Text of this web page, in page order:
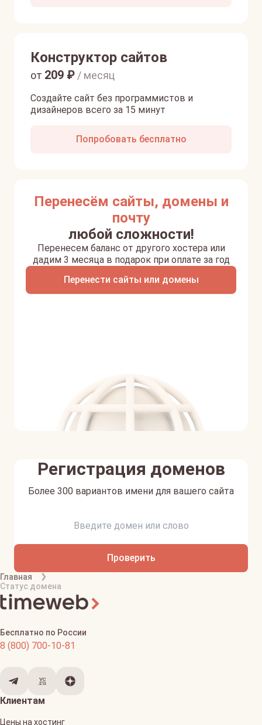
Конструктор сайтов
Создайте сайт без программистов и
дизайнеров всего за 15 минут
от 209 ₽ / месяц
Попробовать бесплатно
Перенесём сайты, домены и
почту
любой сложности!
Перенести сайты или домены
Перенесем баланс от другого хостера или
дадим 3 месяца в подарок при оплате за год
Регистрация доменов
Более 300 вариантов имени для вашего сайта
Проверить
Главная
Статус домена
Бесплатно по России
8 (800) 700-10-81
Клиентам
Цены на хостинг